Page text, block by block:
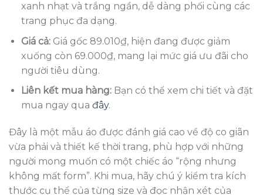
xanh nhạt và trắng ngần, dễ dàng phối cùng các
trang phục đa dạng.
Giá cả:Giá gốc 89.010₫, hiện đang được giảm
xuống còn 69.000₫, mang lại mức giá ưu đãi cho
người tiêu dùng.
Liên kết mua hàng:Bạn có thể xem chi tiết và đặt
mua ngay qua đây.
Đây là một mẫu áo được đánh giá cao về độ co giãn
vừa phải và thiết kế thời trang, phù hợp với những
người mong muốn có một chiếc áo “rộng nhưng
không mất form”. Khi mua, hãy chú ý kiểm tra kích
thước cụ thể của từng size và đọc nhận xét của